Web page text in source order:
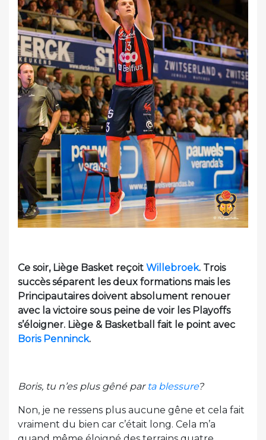
Ce soir, Liège Basket reçoit Willebroek. Trois
succès séparent les deux formations mais les
Principautaires doivent absolument renouer
avec la victoire sous peine de voir les Playoffs
s’éloigner. Liège & Basketball fait le point avec
Boris Penninck.
Boris, tu n’es plus gêné par ta blessure?
Non, je ne ressens plus aucune gêne et cela fait
vraiment du bien car c’était long. Cela m’a